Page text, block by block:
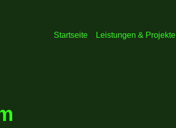
Startseite Leistungen & Projekte